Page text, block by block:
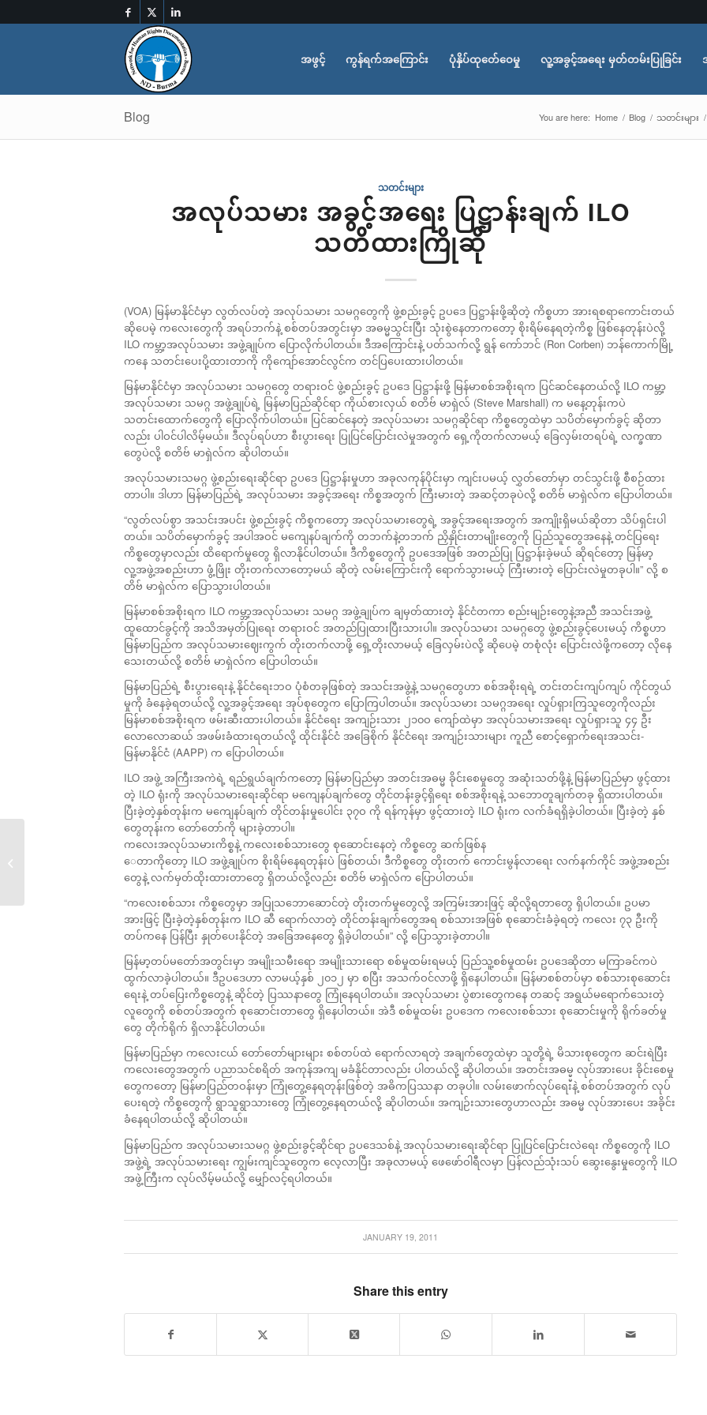
အဖွင့် ကွန်ရက်အကြောင်း ပုံနှိပ်ထုတ်ေဝေမှု လူ့အခွင့်အရေး မှတ်တမ်းပြုခြင်း
Blog You are here: Home / Blog / သတင်းများ /
သတင်းများ
အလုပ်သမား အခွင့်အရေး ပြဋ္ဌာန်းချက် ILO
သတိထားကြိုဆို
(VOA) မြန်မာနိုင်ငံမှာ လွတ်လပ်တဲ့ အလုပ်သမား သမဂ္ဂတွေကို ဖွဲ့စည်းခွင့် ဥပဒေ ပြဋ္ဌာန်းဖို့ဆိုတဲ့ ကိစ္စဟာ အားရစရာကောင်းတယ်
ဆိုပေမဲ့ ကလေးတွေကို အရပ်ဘက်နဲ့ စစ်တပ်အတွင်းမှာ အဓမ္မသွင်းပြီး သုံးစွဲနေတာကတော့ စိုးရိမ်နေရတဲ့ကိစ္စ ဖြစ်နေတုန်းပဲလို့
ILO ကမ္ဘာ့အလုပ်သမား အဖွဲ့ချုပ်က ပြောလိုက်ပါတယ်။ ဒီအကြောင်းနဲ့ ပတ်သက်လို့ ရွန် ကော်ဘင် (Ron Corben) ဘန်ကောက်မြို့
ကနေ သတင်းပေးပို့ထားတာကို ကိုကျော်အောင်လွင်က တင်ပြပေးထားပါတယ်။
မြန်မာနိုင်ငံမှာ အလုပ်သမား သမဂ္ဂတွေ တရားဝင် ဖွဲ့စည်းခွင့် ဥပဒေ ပြဋ္ဌာန်းဖို့ မြန်မာစစ်အစိုးရက ပြင်ဆင်နေတယ်လို့ ILO ကမ္ဘာ့
အလုပ်သမား သမဂ္ဂ အဖွဲ့ချုပ်ရဲ့ မြန်မာပြည်ဆိုင်ရာ ကိုယ်စားလှယ် စတိဗ် မာရှဲလ် (Steve Marshall) က မနေ့တုန်းကပဲ
သတင်းထောက်တွေကို ပြောလိုက်ပါတယ်။ ပြင်ဆင်နေတဲ့ အလုပ်သမား သမဂ္ဂဆိုင်ရာ ကိစ္စတွေထဲမှာ သပိတ်မှောက်ခွင့် ဆိုတာ
လည်း ပါဝင်ပါလိမ့်မယ်။ ဒီလုပ်ရပ်ဟာ စီးပွားရေး ပြုပြင်ပြောင်းလဲမှုအတွက် ရှေ့ကိုတက်လာမယ့် ခြေလှမ်းတရပ်ရဲ့ လက္ခဏာ
တွေပဲလို့ စတိဗ် မာရှဲလ်က ဆိုပါတယ်။
အလုပ်သမားသမဂ္ဂ ဖွဲ့စည်းရေးဆိုင်ရာ ဥပဒေ ပြဋ္ဌာန်းမှုဟာ အခုလကုန်ပိုင်းမှာ ကျင်းပမယ့် လွှတ်တော်မှာ တင်သွင်းဖို့ စီစဉ်ထား
တာပါ။ ဒါဟာ မြန်မာပြည်ရဲ့ အလုပ်သမား အခွင့်အရေး ကိစ္စအတွက် ကြီးမားတဲ့ အဆင့်တခုပဲလို့ စတိဗ် မာရှဲလ်က ပြောပါတယ်။
“လွတ်လပ်စွာ အသင်းအပင်း ဖွဲ့စည်းခွင့် ကိစ္စကတော့ အလုပ်သမားတွေရဲ့ အခွင့်အရေးအတွက် အကျိုးရှိမယ်ဆိုတာ သိပ်ရှင်းပါ
တယ်။ သပိတ်မှောက်ခွင့် အပါအဝင် မကျေနပ်ချက်ကို တဘက်နဲ့တဘက် ညှိနှိုင်းတာမျိုးတွေကို ပြည်သူတွေအနေနဲ့ တင်ပြရေး
ကိစ္စတွေမှာလည်း ထိရောက်မှုတွေ ရှိလာနိုင်ပါတယ်။ ဒီကိစ္စတွေကို ဥပဒေအဖြစ် အတည်ပြု ပြဋ္ဌာန်းခဲ့မယ် ဆိုရင်တော့ မြန်မာ့
လူ့အဖွဲ့အစည်းဟာ ဖွံ့ဖြိုး တိုးတက်လာတော့မယ် ဆိုတဲ့ လမ်းကြောင်းကို ရောက်သွားမယ့် ကြီးမားတဲ့ ပြောင်းလဲမှုတခုပါ။” လို့ စ
တိဗ် မာရှဲလ်က ပြောသွားပါတယ်။
မြန်မာစစ်အစိုးရက ILO ကမ္ဘာ့အလုပ်သမား သမဂ္ဂ အဖွဲ့ချုပ်က ချမှတ်ထားတဲ့ နိုင်ငံတကာ စည်းမျဉ်းတွေနဲ့အညီ အသင်းအဖွဲ့
ထူထောင်ခွင့်ကို အသိအမှတ်ပြုရေး တရားဝင် အတည်ပြုထားပြီးသားပါ။ အလုပ်သမား သမဂ္ဂတွေ ဖွဲ့စည်းခွင့်ပေးမယ့် ကိစ္စဟာ
မြန်မာပြည်က အလုပ်သမားဈေးကွက် တိုးတက်လာဖို့ ရှေ့တိုးလာမယ့် ခြေလှမ်းပဲလို့ ဆိုပေမဲ့ တစုံလုံး ပြောင်းလဲဖို့ကတော့ လိုနေ
သေးတယ်လို့ စတိဗ် မာရှဲလ်က ပြောပါတယ်။
မြန်မာပြည်ရဲ့ စီးပွားရေးနဲ့ နိုင်ငံရေးဘဝ ပုံစံတခုဖြစ်တဲ့ အသင်းအဖွဲ့နဲ့ သမဂ္ဂတွေဟာ စစ်အစိုးရရဲ့ တင်းတင်းကျပ်ကျပ် ကိုင်တွယ်
မှုကို ခံနေခဲ့ရတယ်လို့ လူ့အခွင့်အရေး အုပ်စုတွေက ပြောကြပါတယ်။ အလုပ်သမား သမဂ္ဂအရေး လှုပ်ရှားကြသူတွေကိုလည်း
မြန်မာစစ်အစိုးရက ဖမ်းဆီးထားပါတယ်။ နိုင်ငံရေး အကျဉ်းသား ၂၁၀ဝ ကျော်ထဲမှာ အလုပ်သမားအရေး လှုပ်ရှားသူ ၄၄ ဦး
လောလောဆယ် အဖမ်းခံထားရတယ်လို့ ထိုင်းနိုင်ငံ အခြေစိုက် နိုင်ငံရေး အကျဉ်းသားများ ကူညီ စောင့်ရှောက်ရေးအသင်း-
မြန်မာနိုင်ငံ (AAPP) က ပြောပါတယ်။
ILO အဖွဲ့ အကြီးအကဲရဲ့ ရည်ရွယ်ချက်ကတော့ မြန်မာပြည်မှာ အတင်းအဓမ္မ ခိုင်းစေမှုတွေ အဆုံးသတ်ဖို့နဲ့ မြန်မာပြည်မှာ ဖွင့်ထား
တဲ့ ILO ရုံးကို အလုပ်သမားရေးဆိုင်ရာ မကျေနပ်ချက်တွေ တိုင်တန်းခွင့်ရှိရေး စစ်အစိုးရနဲ့ သဘောတူချက်တခု ရှိထားပါတယ်။
ပြီးခဲ့တဲ့နှစ်တုန်းက မကျေနပ်ချက် တိုင်တန်းမှုပေါင်း ၃၇ဝ ကို ရန်ကုန်မှာ ဖွင့်ထားတဲ့ ILO ရုံးက လက်ခံရရှိခဲ့ပါတယ်။ ပြီးခဲ့တဲ့ နှစ်
တွေတုန်းက တော်တော်ကို များခဲ့တာပါ။
ကလေးအလုပ်သမားကိစ္စနဲ့ ကလေးစစ်သားတွေ စုဆောင်းနေတဲ့ ကိစ္စတွေ ဆက်ဖြစ်န
ေတာကိုတော့ ILO အဖွဲ့ချုပ်က စိုးရိမ်နေရတုန်းပဲ ဖြစ်တယ်၊ ဒီကိစ္စတွေ တိုးတက် ကောင်းမွန်လာရေး လက်နက်ကိုင် အဖွဲ့အစည်း
တွေနဲ့ လက်မှတ်ထိုးထားတာတွေ ရှိတယ်လို့လည်း စတိဗ် မာရှဲလ်က ပြောပါတယ်။
“ကလေးစစ်သား ကိစ္စတွေမှာ အပြုသဘောဆောင်တဲ့ တိုးတက်မှုတွေလို့ အကြမ်းအားဖြင့် ဆိုလို့ရတာတွေ ရှိပါတယ်။ ဥပမာ
အားဖြင့် ပြီးခဲ့တဲ့နှစ်တုန်းက ILO ဆီ ရောက်လာတဲ့ တိုင်တန်းချက်တွေအရ စစ်သားအဖြစ် စုဆောင်းခံခဲ့ရတဲ့ ကလေး ၇၃ ဦးကို
တပ်ကနေ ပြန်ပြီး နှုတ်ပေးနိုင်တဲ့ အခြေအနေတွေ ရှိခဲ့ပါတယ်။” လို့ ပြောသွားခဲ့တာပါ။
မြန်မာ့တပ်မတော်အတွင်းမှာ အမျိုးသမီးရော အမျိုးသားရော စစ်မှုထမ်းရမယ့် ပြည်သူ့စစ်မှုထမ်း ဥပဒေဆိုတာ မကြာခင်ကပဲ
ထွက်လာခဲ့ပါတယ်။ ဒီဥပဒေဟာ လာမယ့်နှစ် ၂၀၁၂ မှာ စပြီး အသက်ဝင်လာဖို့ ရှိနေပါတယ်။ မြန်မာစစ်တပ်မှာ စစ်သားစုဆောင်း
ရေးနဲ့ တပ်ပြေးကိစ္စတွေနဲ့ ဆိုင်တဲ့ ပြဿနာတွေ ကြုံနေရပါတယ်။ အလုပ်သမား ပွဲစားတွေကနေ တဆင့် အရွယ်မရောက်သေးတဲ့
လူတွေကို စစ်တပ်အတွက် စုဆောင်းတာတွေ ရှိနေပါတယ်။ အဲဒီ စစ်မှုထမ်း ဥပဒေက ကလေးစစ်သား စုဆောင်းမှုကို ရိုက်ခတ်မှု
တွေ တိုက်ရိုက် ရှိလာနိုင်ပါတယ်။
မြန်မာပြည်မှာ ကလေးငယ် တော်တော်များများ စစ်တပ်ထဲ ရောက်လာရတဲ့ အချက်တွေထဲမှာ သူတို့ရဲ့ မိသားစုတွေက ဆင်းရဲပြီး
ကလေးတွေအတွက် ပညာသင်စရိတ် အကုန်အကျ မခံနိုင်တာလည်း ပါတယ်လို့ ဆိုပါတယ်။ အတင်းအဓမ္မ္မ လုပ်အားပေး ခိုင်းစေမှု
တွေကတော့ မြန်မာပြည်တဝန်းမှာ ကြုံတွေ့နေရတုန်းဖြစ်တဲ့ အဓိကပြဿနာ တခုပါ။ လမ်းဖောက်လုပ်ရေးနဲ့ စစ်တပ်အတွက် လုပ်
ပေးရတဲ့ ကိစ္စတွေကို ရွာသူရွာသားတွေ ကြုံတွေ့နေရတယ်လို့ ဆိုပါတယ်။ အကျဉ်းသားတွေဟာလည်း အဓမ္မ လုပ်အားပေး အခိုင်း
ခံနေရပါတယ်လို့ ဆိုပါတယ်။
မြန်မာပြည်က အလုပ်သမားသမဂ္ဂ ဖွဲ့စည်းခွင့်ဆိုင်ရာ ဥပဒေသစ်နဲ့ အလုပ်သမားရေးဆိုင်ရာ ပြုပြင်ပြောင်းလဲရေး ကိစ္စတွေကို ILO
အဖွဲ့ရဲ့ အလုပ်သမားရေး ကျွမ်းကျင်သူတွေက လေ့လာပြီး အခုလာမယ့် ဖေဖော်ဝါရီလမှာ ပြန်လည်သုံးသပ် ဆွေးနွေးမှုတွေကို ILO
အဖွဲ့ကြီးက လုပ်လိမ့်မယ်လို့ မျှော်လင့်ရပါတယ်။
JANUARY 19, 2011
Share this entry
လူ့အခွင့်အရေးနှင့် အလှမ်းဝေးနေသေး